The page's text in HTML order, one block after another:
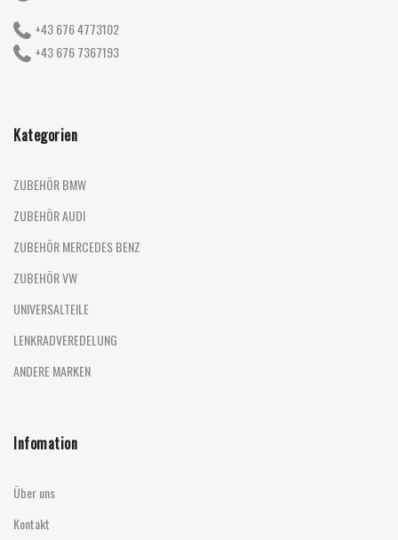
+43 676 4773102
+43 676 7367193
Kategorien
ZUBEHÖR BMW
ZUBEHÖR AUDI
ZUBEHÖR MERCEDES BENZ
ZUBEHÖR VW
UNIVERSALTEILE
LENKRADVEREDELUNG
ANDERE MARKEN
Infomation
Über uns
Kontakt